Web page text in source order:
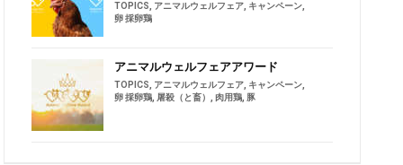
TOPICS アニマルウェルフェア キャンペーン
卵 採卵鶏
アニマルウェルフェアアワード
TOPICS アニマルウェルフェア キャンペーン
卵 採卵鶏 屠殺（と畜） ,肉用鶏 豚